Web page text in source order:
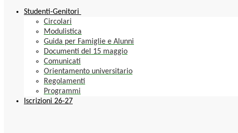
Studenti-Genitori
Circolari
Modulistica
Guida per Famiglie e Alunni
Documenti del 15 maggio
Comunicati
Orientamento universitario
Regolamenti
Programmi
Iscrizioni 26-27